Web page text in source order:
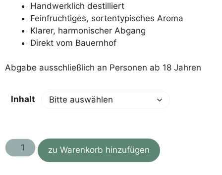
Handwerklich destilliert
Feinfruchtiges, sortentypisches Aroma
Klarer, harmonischer Abgang
Direkt vom Bauernhof
Abgabe ausschließlich an Personen ab 18 Jahren
Inhalt
Kriecherl-
Mirabellen
zu Warenkorb hinzufügen